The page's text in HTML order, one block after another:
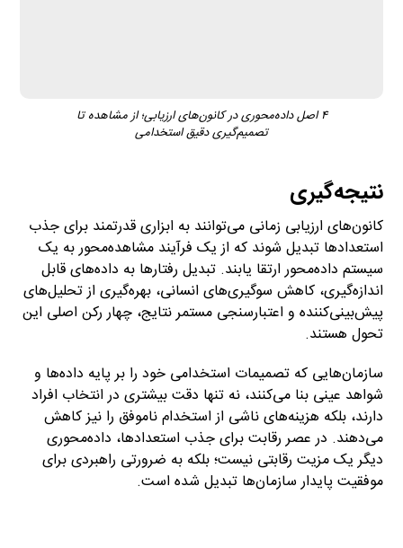
۴ اصل داده‌محوری در کانون‌های ارزیابی؛ از مشاهده تا
تصمیم‌گیری دقیق استخدامی
نتیجه‌گیری
کانون‌های ارزیابی زمانی می‌توانند به ابزاری قدرتمند برای جذب
استعدادها تبدیل شوند که از یک فرآیند مشاهده‌محور به یک
سیستم داده‌محور ارتقا یابند. تبدیل رفتارها به داده‌های قابل
اندازه‌گیری، کاهش سوگیری‌های انسانی، بهره‌گیری از تحلیل‌های
پیش‌بینی‌کننده و اعتبارسنجی مستمر نتایج، چهار رکن اصلی این
تحول هستند.
سازمان‌هایی که تصمیمات استخدامی خود را بر پایه داده‌ها و
شواهد عینی بنا می‌کنند، نه تنها دقت بیشتری در انتخاب افراد
دارند، بلکه هزینه‌های ناشی از استخدام ناموفق را نیز کاهش
می‌دهند. در عصر رقابت برای جذب استعدادها، داده‌محوری
دیگر یک مزیت رقابتی نیست؛ بلکه به ضرورتی راهبردی برای
موفقیت پایدار سازمان‌ها تبدیل شده است.